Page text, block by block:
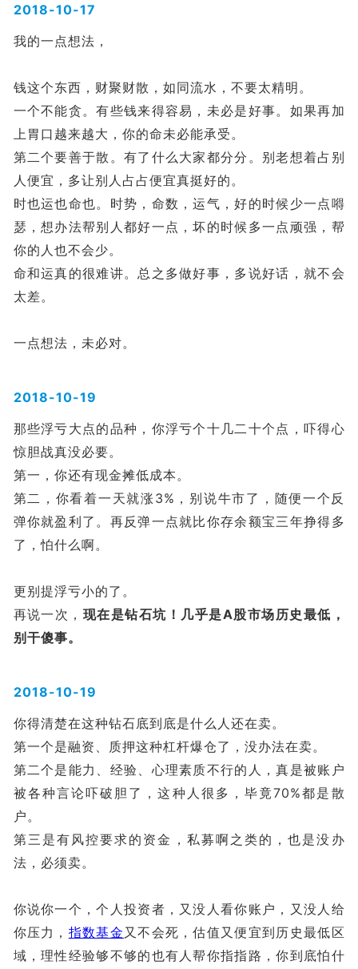
2018-10-17
我的一点想法，
钱这个东西，财聚财散，如同流水，不要太精明。
一个不能贪。有些钱来得容易，未必是好事。如果再加
上胃口越来越大，你的命未必能承受。
第二个要善于散。有了什么大家都分分。别老想着占别
人便宜，多让别人占占便宜真挺好的。
时也运也命也。时势，命数，运气，好的时候少一点嘚
瑟，想办法帮别人都好一点，坏的时候多一点顽强，帮
你的人也不会少。
命和运真的很难讲。总之多做好事，多说好话，就不会
太差。
一点想法，未必对。
2018-10-19
那些浮亏大点的品种，你浮亏个十几二十个点，吓得心
惊胆战真没必要。
第一，你还有现金摊低成本。
第二，你看着一天就涨3%，别说牛市了，随便一个反
弹你就盈利了。再反弹一点就比你存余额宝三年挣得多
了，怕什么啊。
更别提浮亏小的了。
再说一次， 现在是钻石坑！几乎是A股市场历史最低，
别干傻事。
2018-10-19
你得清楚在这种钻石底到底是什么人还在卖。
第一个是融资、质押这种杠杆爆仓了，没办法在卖。
第二个是能力、经验、心理素质不行的人，真是被账户
被各种言论吓破胆了，这种人很多，毕竟70%都是散
户。
第三是有风控要求的资金，私募啊之类的，也是没办
法，必须卖。
你说你一个，个人投资者，又没人看你账户，又没人给
你压力， 指数基金 又不会死，估值又便宜到历史最低区
域，理性经验够不够的也有人帮你指指路，你到底怕什